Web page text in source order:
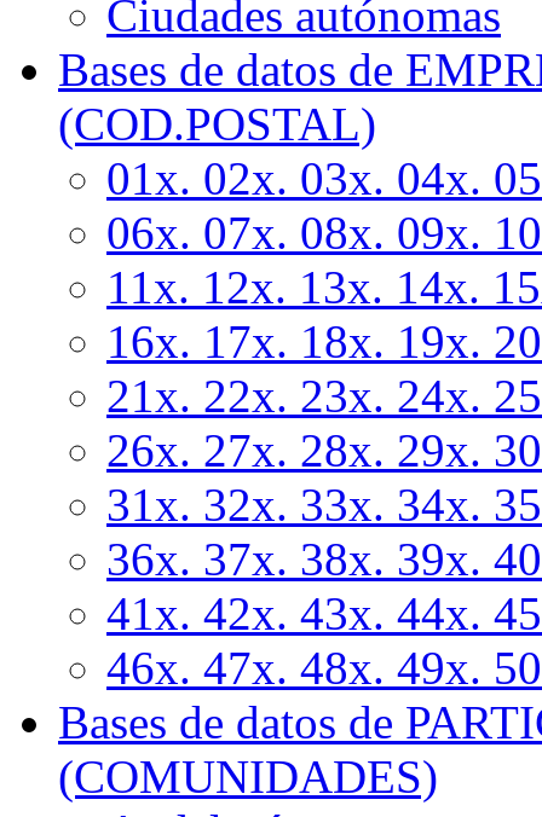
Ciudades autónomas
Bases de datos de
(COD.POSTAL)
01x. 02x. 03x. 04x.
06x. 07x. 08x. 09x.
11x. 12x. 13x. 14x.
16x. 17x. 18x. 19x.
21x. 22x. 23x. 24x.
26x. 27x. 28x. 29x.
31x. 32x. 33x. 34x.
36x. 37x. 38x. 39x.
41x. 42x. 43x. 44x.
46x. 47x. 48x. 49x.
Bases de datos de
(COMUNIDADES)